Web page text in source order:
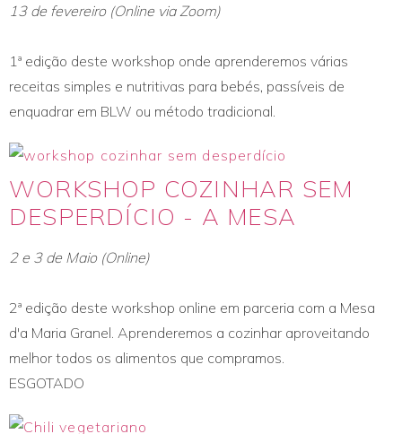
13 de fevereiro (Online via Zoom)
1ª edição deste workshop onde aprenderemos várias
receitas simples e nutritivas para bebés, passíveis de
enquadrar em BLW ou método tradicional.
WORKSHOP COZINHAR SEM
DESPERDÍCIO - A MESA
2 e 3 de Maio (Online)
2ª edição deste workshop online em parceria com a Mesa
d'a Maria Granel. Aprenderemos a cozinhar aproveitando
melhor todos os alimentos que compramos.
ESGOTADO